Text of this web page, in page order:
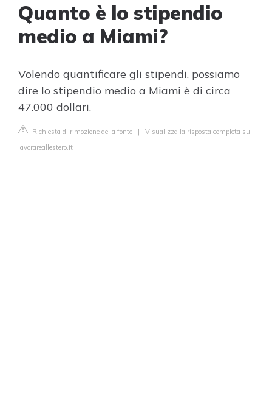
Quanto è lo stipendio
medio a Miami?
Volendo quantificare gli stipendi, possiamo
dire lo stipendio medio a Miami è di circa
47.000 dollari.
Richiesta di rimozione della fonte | Visualizza la risposta completa su
lavorareallestero.it